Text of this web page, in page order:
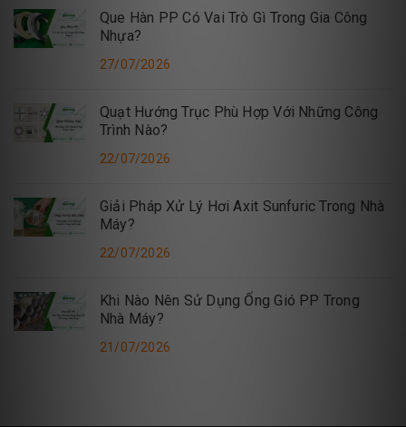
Que Hàn PP Có Vai Trò Gì Trong Gia Công
Nhựa?
27/07/2026
Quạt Hướng Trục Phù Hợp Với Những Công
Trình Nào?
22/07/2026
Giải Pháp Xử Lý Hơi Axit Sunfuric Trong Nhà
Máy?
22/07/2026
Khi Nào Nên Sử Dụng Ống Gió PP Trong
Nhà Máy?
21/07/2026